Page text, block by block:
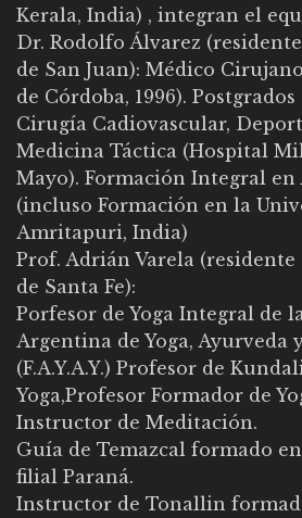
Kerala, India) , integran el
Dr. Rodolfo Álvarez
de San Juan): Médico
de Córdoba, 1996).
Cirugía Cadiovascular,
Medicina Táctica (Hospital
Mayo). Formación Integral en
(incluso Formación en la
Amritapuri, India)
Prof. Adrián Varela
de Santa Fe):
Porfesor de Yoga Integral de
Argentina de Yoga, Ayurveda
(F.A.Y.A.Y.) Profesor de
Yoga,Profesor Formador de
Instructor de Meditación.
Guía de Temazcal formado
filial Paraná.
Instructor de Tonallin